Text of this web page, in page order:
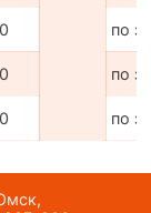
по
по
по